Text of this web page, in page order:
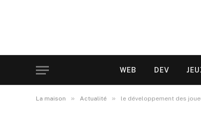
WEB DEV
La maison » Actualité » le développement des